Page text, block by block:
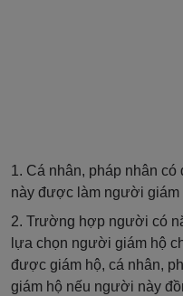
1. Cá nhân, pháp nhân
này được làm người giám
2. Trường hợp người có
lựa chọn người giám hộ
được giám hộ, cá nhân,
giám hộ nếu người này